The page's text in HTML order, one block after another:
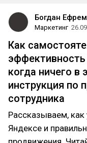
Богдан
Маркетинг
Как
эффективность
когда ничего в
инструкция по
сотрудника
Рассказываем, как
Яндексе и